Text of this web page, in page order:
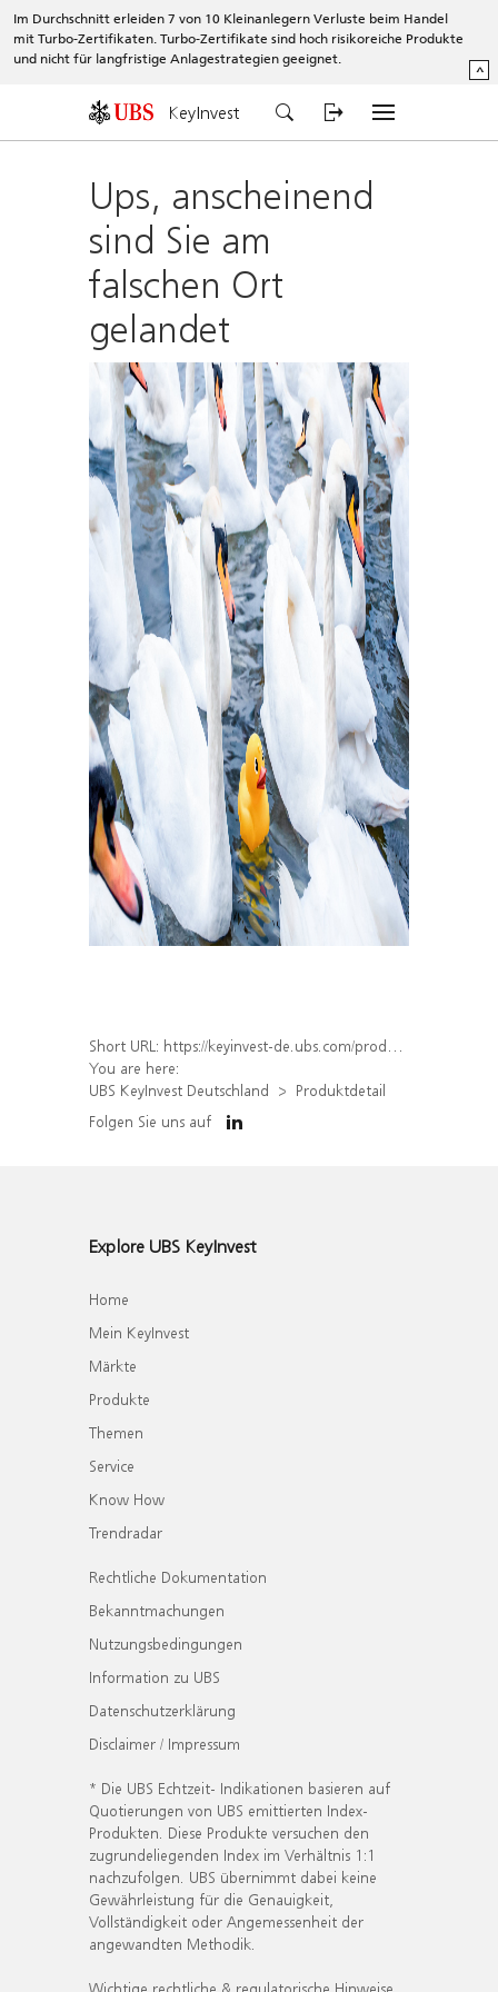
Im Durchschnitt erleiden 7 von 10 Kleinanlegern Verluste beim Handel
mit Turbo-Zertifikaten. Turbo-Zertifikate sind hoch risikoreiche Produkte
und nicht für langfristige Anlagestrategien geeignet.
^
KeyInvest
Ups, anscheinend
sind Sie am
falschen Ort
gelandet
Short URL: https://keyinvest-de.ubs.com/produkt/detail/index/isin/DE000WA8MQ15
You are here:
UBS KeyInvest Deutschland
Produktdetail
Folgen Sie uns auf
Explore UBS KeyInvest
Home
Mein KeyInvest
Märkte
Produkte
Themen
Service
Know How
Trendradar
Rechtliche Dokumentation
Bekanntmachungen
Nutzungsbedingungen
Information zu UBS
Datenschutzerklärung
Disclaimer / Impressum
* Die UBS Echtzeit- Indikationen basieren auf
Quotierungen von UBS emittierten Index-
Produkten. Diese Produkte versuchen den
zugrundeliegenden Index im Verhältnis 1:1
nachzufolgen. UBS übernimmt dabei keine
Gewährleistung für die Genauigkeit,
Vollständigkeit oder Angemessenheit der
angewandten Methodik.